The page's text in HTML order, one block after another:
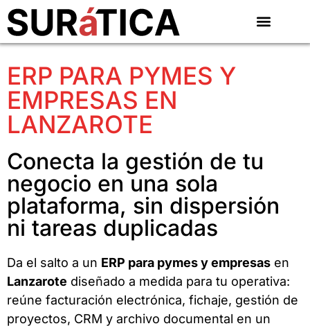
ERP PARA PYMES Y
EMPRESAS EN
LANZAROTE
Conecta la gestión de tu
negocio en una sola
plataforma, sin dispersión
ni tareas duplicadas
Da el salto a un ERP para pymes y empresas en
Lanzarote diseñado a medida para tu operativa:
reúne facturación electrónica, fichaje, gestión de
proyectos, CRM y archivo documental en un